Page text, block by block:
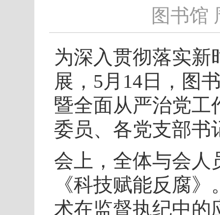
图书馆
为深入贯彻落实
展，5月14日，图
暨全面从严治党工
委员、各党支部书
会上，全体与会人
《科技赋能反腐
术在监督执纪中的